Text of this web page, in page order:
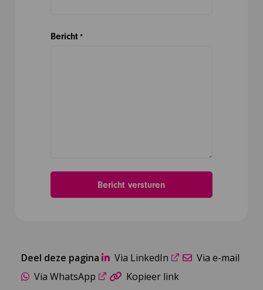
Bericht *
Deel deze pagina Via LinkedIn
Via e-mail
Via WhatsApp
Kopieer link